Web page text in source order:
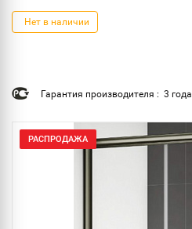
Нет в наличии
Гарантия производителя : 3 года
РАСПРОДАЖА